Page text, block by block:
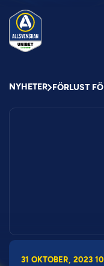
NYHETER FÖRLUST
31 OKTOBER, 2023